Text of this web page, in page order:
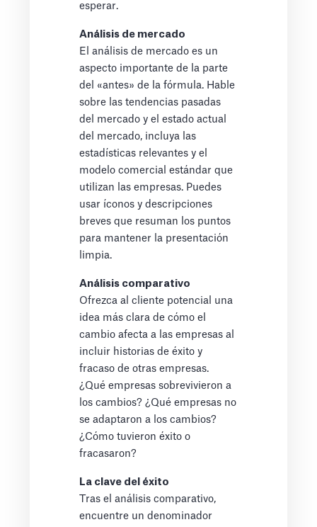
esperar.
Análisis de mercado
El análisis de mercado es un
aspecto importante de la parte
del «antes» de la fórmula. Hable
sobre las tendencias pasadas
del mercado y el estado actual
del mercado, incluya las
estadísticas relevantes y el
modelo comercial estándar que
utilizan las empresas. Puedes
usar íconos y descripciones
breves que resuman los puntos
para mantener la presentación
limpia.
Análisis comparativo
Ofrezca al cliente potencial una
idea más clara de cómo el
cambio afecta a las empresas al
incluir historias de éxito y
fracaso de otras empresas.
¿Qué empresas sobrevivieron a
los cambios? ¿Qué empresas no
se adaptaron a los cambios?
¿Cómo tuvieron éxito o
fracasaron?
La clave del éxito
Tras el análisis comparativo,
encuentre un denominador